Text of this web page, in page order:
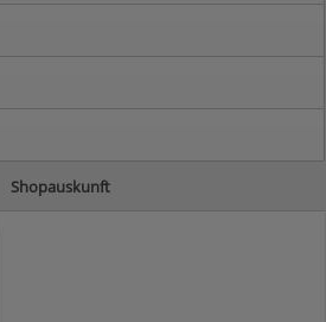
Shopauskunft